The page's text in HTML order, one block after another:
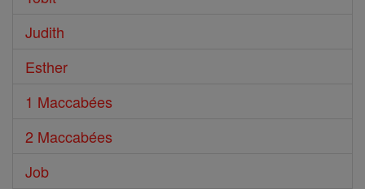
Judith
Esther
1 Maccabées
2 Maccabées
Job